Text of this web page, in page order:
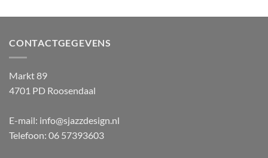
CONTACTGEGEVENS
Markt 89
4701 PD Roosendaal
E-mail: info@sjazzdesign.nl
Telefoon: 06 57393603